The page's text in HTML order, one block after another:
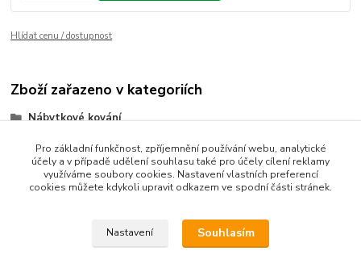
Hlídat cenu / dostupnost
Zboží zařazeno v kategoriích
Nábytkové kování
Soklové profily
Upravit sběr cookies.
Pro základní funkčnost, zpříjemnění používání webu, analytické
účely a v případě udělení souhlasu také pro účely cílení reklamy
využíváme soubory cookies. Nastavení vlastních preferencí
cookies můžete kdykoli upravit odkazem ve spodní části stránek.
Nastavení Souhlasím